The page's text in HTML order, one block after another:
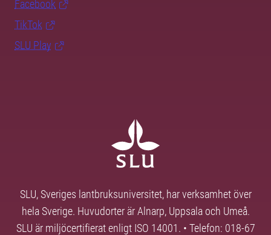
Facebook
TikTok
SLU Play
SLU, Sveriges lantbruksuniversitet, har verksamhet över
hela Sverige. Huvudorter är Alnarp, Uppsala och Umeå.
SLU är miljöcertifierat enligt ISO 14001. • Telefon: 018-67